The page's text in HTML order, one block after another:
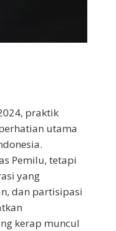
praktik
utama
Pemilu, tetapi
yang
dan partisipasi
kerap muncul